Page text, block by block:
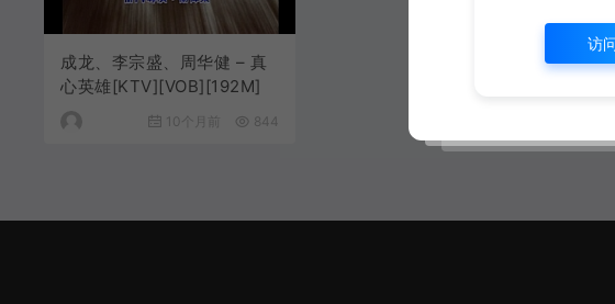
成龙、李宗盛、周华健 – 真
心英雄[KTV][VOB][192M]
10个月前 844
访